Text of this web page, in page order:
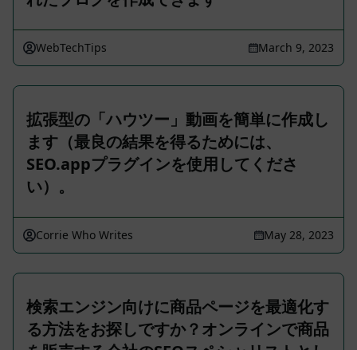
WebTechTips March 9, 2023
拡張型の「ハウツー」動画を簡単に作成し
ます（最良の結果を得るためには、
SEO.appプラグインを使用してくださ
い）。
Corrie Who Writes May 28, 2023
検索エンジン向けに商品ページを最適化す
る方法をお探しですか？オンラインで商品